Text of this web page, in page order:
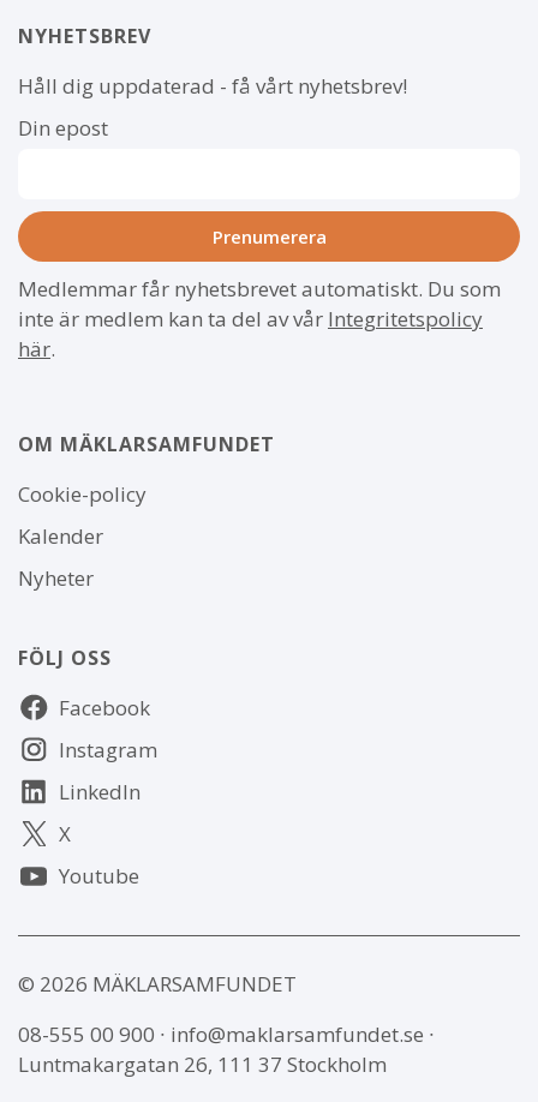
NYHETSBREV
Håll dig uppdaterad - få vårt nyhetsbrev!
Din epost
Medlemmar får nyhetsbrevet automatiskt. Du som
inte är medlem kan ta del av vår Integritetspolicy
här.
OM MÄKLARSAMFUNDET
Om
webbplatsen
Cookie-policy
Kalender
Nyheter
FÖLJ OSS
Följ
oss Facebook
Instagram
LinkedIn
X
Youtube
© 2026 MÄKLARSAMFUNDET
08-555 00 900 ∙ info@maklarsamfundet.se ∙
Luntmakargatan 26, 111 37 Stockholm